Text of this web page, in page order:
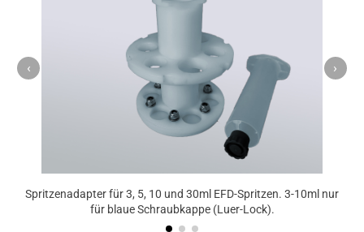
‹ ›
Spritzenadapter für 3, 5, 10 und 30ml EFD-Spritzen. 3-10ml nur
für blaue Schraubkappe (Luer-Lock).